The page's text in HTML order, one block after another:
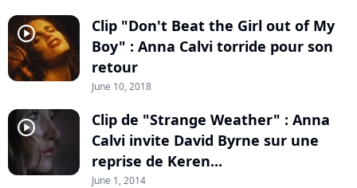
player2
Clip "Don't Beat the Girl out of My
Boy" : Anna Calvi torride pour son
retour
June 10, 2018
player2
Clip de "Strange Weather" : Anna
Calvi invite David Byrne sur une
reprise de Keren...
June 1, 2014